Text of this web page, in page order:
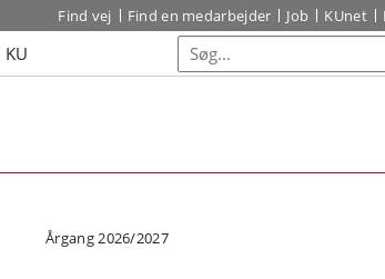
Find vej Find en medarbejder Job KUnet
Årgang 2026/2027